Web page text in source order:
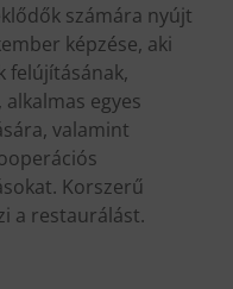
számára nyújt
képzése, aki
felújításának,
egyes
valamint
Korszerű
a restaurálást.